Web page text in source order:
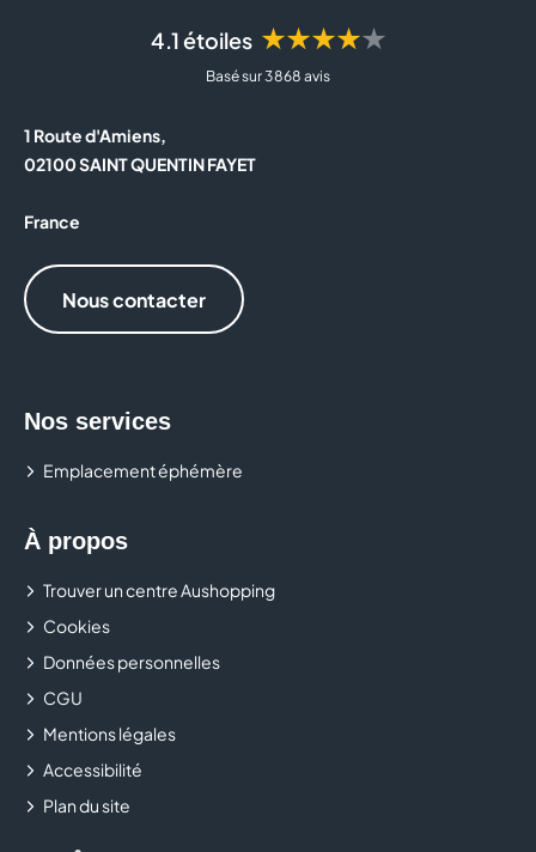
4.1 étoiles ★★★★★
Basé sur 3 868 avis
1 Route d'Amiens,
02100 SAINT QUENTIN FAYET
France
Nous contacter
Nos services
Emplacement éphémère
À propos
Trouver un centre Aushopping
Cookies
Données personnelles
CGU
Mentions légales
Accessibilité
Plan du site